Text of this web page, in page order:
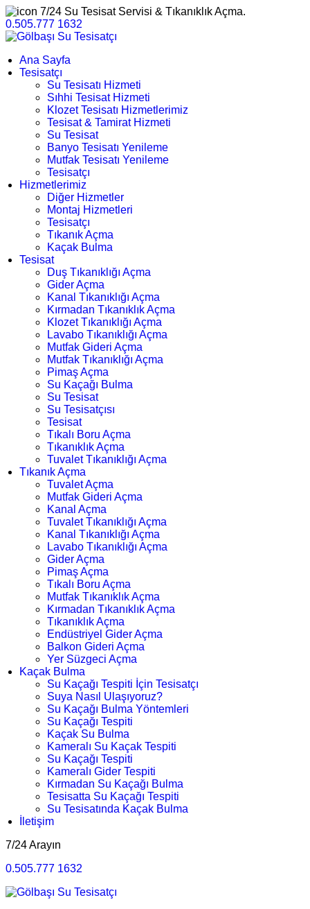
7/24 Su Tesisat Servisi & Tıkanıklık Açma.
0.505.777 1632
Ana Sayfa
Tesisatçı
Su Tesisatı Hizmeti
Sıhhi Tesisat Hizmeti
Klozet Tesisatı Hizmetlerimiz
Tesisat & Tamirat Hizmeti
Su Tesisat
Banyo Tesisatı Yenileme
Mutfak Tesisatı Yenileme
Tesisatçı
Hizmetlerimiz
Diğer Hizmetler
Montaj Hizmetleri
Tesisatçı
Tıkanık Açma
Kaçak Bulma
Tesisat
Duş Tıkanıklığı Açma
Gider Açma
Kanal Tıkanıklığı Açma
Kırmadan Tıkanıklık Açma
Klozet Tıkanıklığı Açma
Lavabo Tıkanıklığı Açma
Mutfak Gideri Açma
Mutfak Tıkanıklığı Açma
Pimaş Açma
Su Kaçağı Bulma
Su Tesisat
Su Tesisatçısı
Tesisat
Tıkalı Boru Açma
Tıkanıklık Açma
Tuvalet Tıkanıklığı Açma
Tıkanık Açma
Tuvalet Açma
Mutfak Gideri Açma
Kanal Açma
Tuvalet Tıkanıklığı Açma
Kanal Tıkanıklığı Açma
Lavabo Tıkanıklığı Açma
Gider Açma
Pimaş Açma
Tıkalı Boru Açma
Mutfak Tıkanıklık Açma
Kırmadan Tıkanıklık Açma
Tıkanıklık Açma
Endüstriyel Gider Açma
Balkon Gideri Açma
Yer Süzgeci Açma
Kaçak Bulma
Su Kaçağı Tespiti İçin Tesisatçı
Suya Nasıl Ulaşıyoruz?
Su Kaçağı Bulma Yöntemleri
Su Kaçağı Tespiti
Kaçak Su Bulma
Kameralı Su Kaçak Tespiti
Su Kaçağı Tespiti
Kameralı Gider Tespiti
Kırmadan Su Kaçağı Bulma
Tesisatta Su Kaçağı Tespiti
Su Tesisatında Kaçak Bulma
İletişim
7/24 Arayın
0.505.777 1632